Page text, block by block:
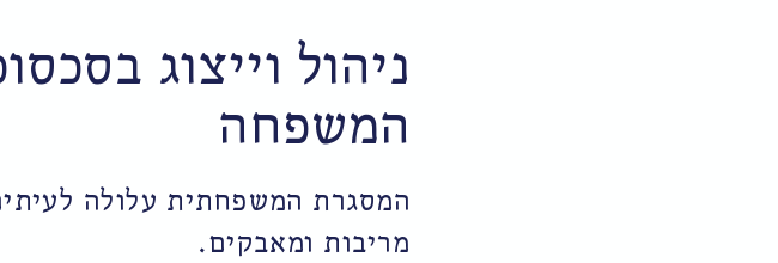
ניהול וייצוג
המשפחה
המסגרת המשפחתית עלולה
מריבות ומאבקים.